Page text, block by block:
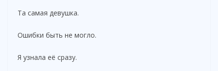
Та самая девушка.
Ошибки быть не могло.
Я узнала её сразу.